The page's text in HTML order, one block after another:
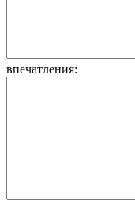
впечатления: